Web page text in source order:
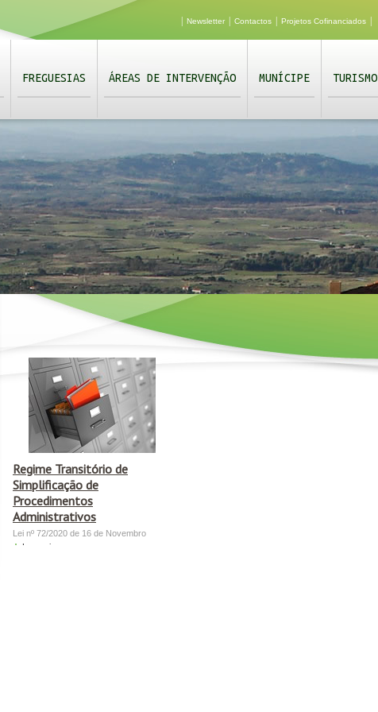
Newsletter Contactos Projetos Cofinanciados
FREGUESIAS ÁREAS DE INTERVENÇÃO MUNÍCIPE TURISMO
Regime Transitório de
Simplificação de
Procedimentos
Administrativos
Lei nº 72/2020 de 16 de Novembro
Ler mais